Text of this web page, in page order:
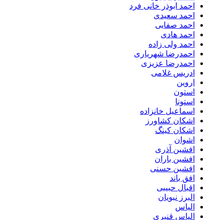
احمد ابوذر خانی فرد
احمد سعیدی
احمد صفایی
احمد هادی
احمد ولی زاده
احمدرضا شهریاری
احمدرضا عزیزی
ادریس غلامی
اروین
استون
استونا
اسماعیل خانزاده
اشکان کشاورز
اشکان کینگ
اشوان
افشین آذری
افشین باران
افشین حسنی
افق باند
اقبال حبیبی
البرز نبویان
الیاس
الیاس قنبرى